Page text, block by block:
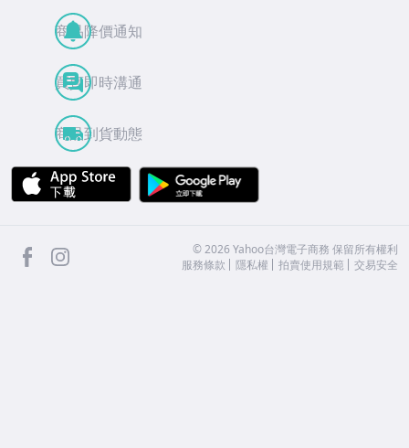
商品降價通知
買賣即時溝通
商品到貨動態
APP Store
facebook ©2026 Yahoo台灣電子商務 保留所有權利
服務條款
隱私權 拍賣使用規範 交易安全